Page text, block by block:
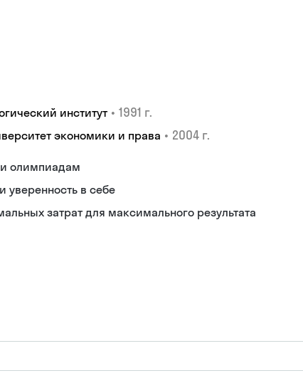
институт • 1991 г.
экономики и права • 2004 г.
и олимпиадам
уверенность в себе
затрат для максимального результата